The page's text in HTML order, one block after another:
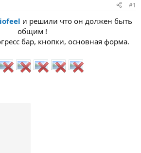
#1
и решили что он должен быть
общим !
бар, кнопки, основная форма.